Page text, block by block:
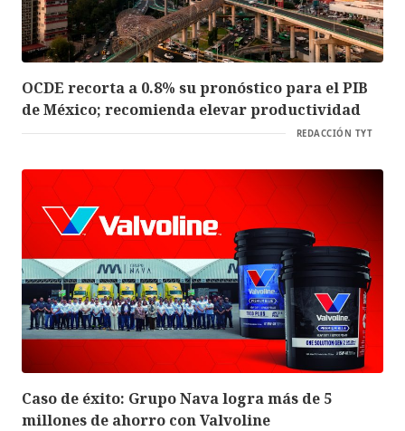
OCDE recorta a 0.8% su pronóstico para el PIB
de México; recomienda elevar productividad
REDACCIÓN TYT
Caso de éxito: Grupo Nava logra más de 5
millones de ahorro con Valvoline